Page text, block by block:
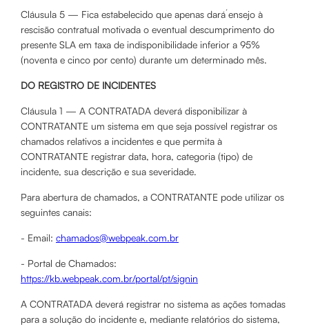
Cláusula 5 — Fica estabelecido que apenas dará́ ensejo à
rescisão contratual motivada o eventual descumprimento do
presente SLA em taxa de indisponibilidade inferior a 95%
(noventa e cinco por cento) durante um determinado mês.
DO REGISTRO DE INCIDENTES
Cláusula 1 — A CONTRATADA deverá disponibilizar à
CONTRATANTE um sistema em que seja possível registrar os
chamados relativos a incidentes e que permita à
CONTRATANTE registrar data, hora, categoria (tipo) de
incidente, sua descrição e sua severidade.
Para abertura de chamados, a CONTRATANTE pode utilizar os
seguintes canais:
- Email: chamados@webpeak.com.br
- Portal de Chamados:
https://kb.webpeak.com.br/portal/pt/signin
A CONTRATADA deverá registrar no sistema as ações tomadas
para a solução do incidente e, mediante relatórios do sistema,